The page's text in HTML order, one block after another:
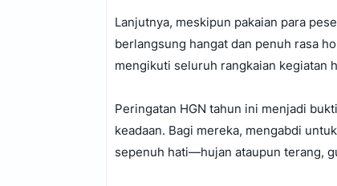
Lanjutnya, meskipun pakaian para
berlangsung hangat dan penuh rasa
mengikuti seluruh rangkaian kegiatan
Peringatan HGN tahun ini menjadi
keadaan. Bagi mereka, mengabdi
sepenuh hati—hujan ataupun terang,